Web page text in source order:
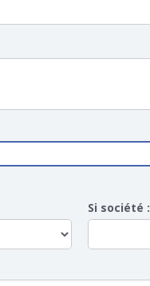
Si société :